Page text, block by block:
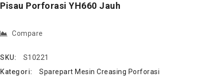
Pisau Porforasi YH660 Jauh
Compare
SKU:
S10221
Kategori:
Sparepart Mesin Creasing Porforasi